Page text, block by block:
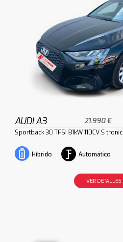
AUDI A3 21.990 €
Sportback 30 TFSI 81kW 110CV S tronic
Híbrido Automático
VER DETALLES